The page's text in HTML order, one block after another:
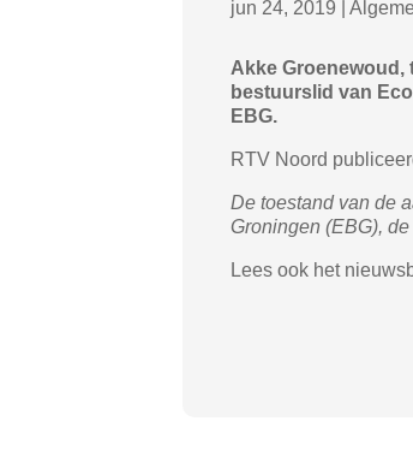
jun 24, 2019
Akke Groenewoud,
bestuurslid van
EBG.
RTV Noord
De toestand van de
Groningen (EBG),
Lees ook het